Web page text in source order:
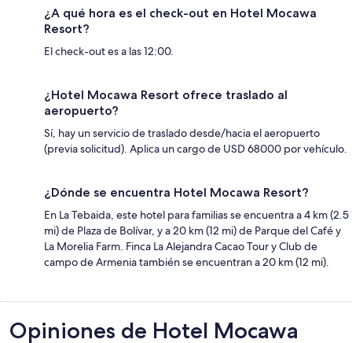
¿A qué hora es el check-out en Hotel Mocawa
Resort?
El check-out es a las 12:00.
¿Hotel Mocawa Resort ofrece traslado al
aeropuerto?
Sí, hay un servicio de traslado desde/hacia el aeropuerto
(previa solicitud). Aplica un cargo de USD 68000 por vehículo.
¿Dónde se encuentra Hotel Mocawa Resort?
En La Tebaida, este hotel para familias se encuentra a 4 km (2.5
mi) de Plaza de Bolívar, y a 20 km (12 mi) de Parque del Café y
La Morelia Farm. Finca La Alejandra Cacao Tour y Club de
campo de Armenia también se encuentran a 20 km (12 mi).
Opiniones
Opiniones de Hotel Mocawa